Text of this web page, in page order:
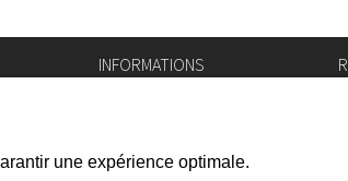
INFORMATIONS
Mentions légales
Réseaux sociaux